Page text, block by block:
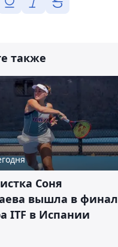
также
Соня
вышла в финал
ITF в Испании